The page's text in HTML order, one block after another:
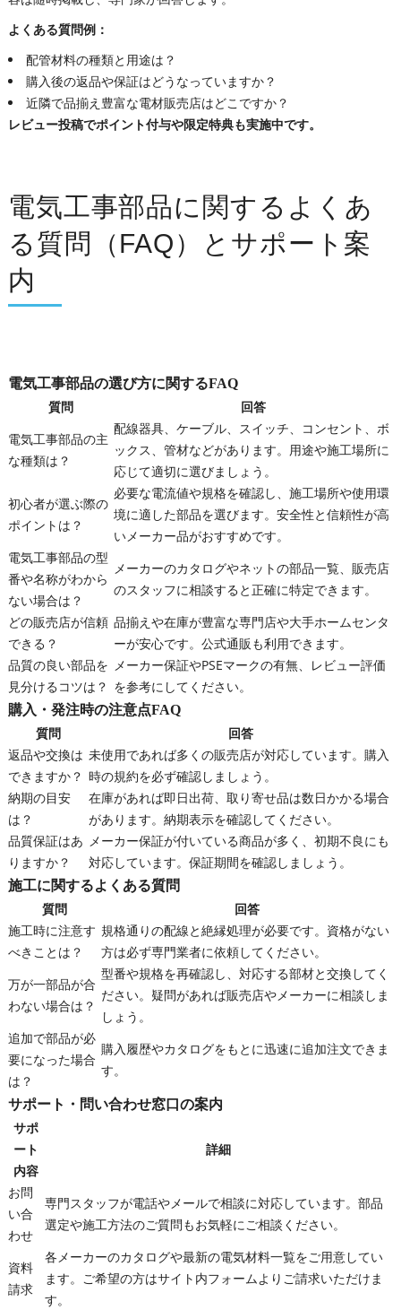
よくある質問例：
配管材料の種類と用途は？
購入後の返品や保証はどうなっていますか？
近隣で品揃え豊富な電材販売店はどこですか？
レビュー投稿でポイント付与や限定特典も実施中です。
電気工事部品に関するよくあ
る質問（FAQ）とサポート案
内
電気工事部品の選び方に関するFAQ
質問
回答
電気工事部品の主
な種類は？
配線器具、ケーブル、スイッチ、コンセント、ボ
ックス、管材などがあります。用途や施工場所に
応じて適切に選びましょう。
初心者が選ぶ際の
ポイントは？
必要な電流値や規格を確認し、施工場所や使用環
境に適した部品を選びます。安全性と信頼性が高
いメーカー品がおすすめです。
電気工事部品の型
番や名称がわから
ない場合は？
メーカーのカタログやネットの部品一覧、販売店
のスタッフに相談すると正確に特定できます。
どの販売店が信頼
できる？
品揃えや在庫が豊富な専門店や大手ホームセンタ
ーが安心です。公式通販も利用できます。
品質の良い部品を
見分けるコツは？
メーカー保証やPSEマークの有無、レビュー評価
を参考にしてください。
購入・発注時の注意点FAQ
質問
回答
返品や交換は
できますか？
未使用であれば多くの販売店が対応しています。購入
時の規約を必ず確認しましょう。
納期の目安
は？
在庫があれば即日出荷、取り寄せ品は数日かかる場合
があります。納期表示を確認してください。
品質保証はあ
りますか？
メーカー保証が付いている商品が多く、初期不良にも
対応しています。保証期間を確認しましょう。
施工に関するよくある質問
質問
回答
施工時に注意す
べきことは？
規格通りの配線と絶縁処理が必要です。資格がない
方は必ず専門業者に依頼してください。
万が一部品が合
わない場合は？
型番や規格を再確認し、対応する部材と交換してく
ださい。疑問があれば販売店やメーカーに相談しま
しょう。
追加で部品が必
要になった場合
は？
購入履歴やカタログをもとに迅速に追加注文できま
す。
サポート・問い合わせ窓口の案内
サポ
ート
内容
詳細
お問
い合
わせ
専門スタッフが電話やメールで相談に対応しています。部品
選定や施工方法のご質問もお気軽にご相談ください。
資料
請求
各メーカーのカタログや最新の電気材料一覧をご用意してい
ます。ご希望の方はサイト内フォームよりご請求いただけま
す。